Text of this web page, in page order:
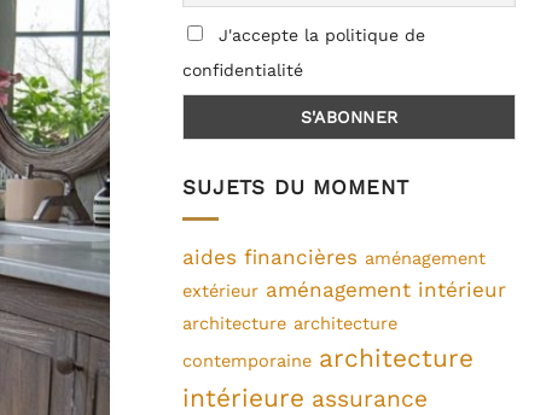
J'accepte la politique de
confidentialité
SUJETS DU MOMENT
aides financières aménagement
extérieur aménagement intérieur
architecture architecture
contemporaine architecture
intérieure assurance